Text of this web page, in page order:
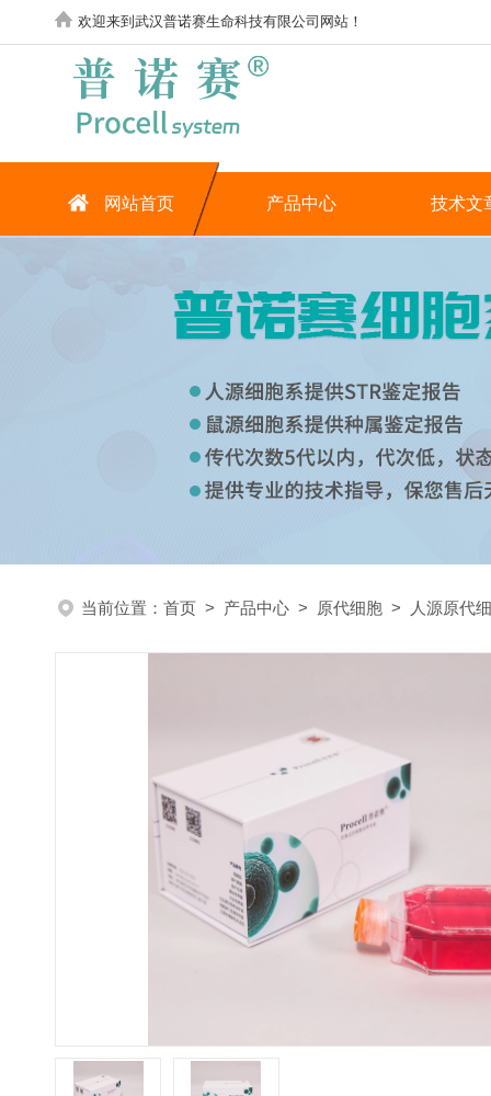
欢迎来到武汉普诺赛生命科技有限公司网站！
网站首页 产品中心 技术文
当前位置： 首页 > 产品中心 > 原代细胞 > 人源原代